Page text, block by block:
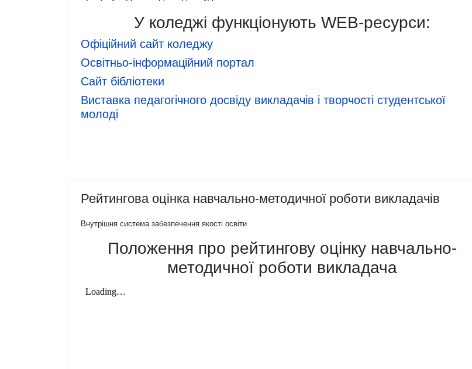
У коледжі функціонують WEB-ресурси:
Офіційний сайт коледжу
Освітньо-інформаційний портал
Сайт бібліотеки
Виставка педагогічного досвіду викладачів і творчості студентської
молоді
Рейтингова оцінка навчально-методичної роботи викладачів
Внутрішня система забезпечення якості освіти
Положення про рейтингову оцінку навчально-
методичної роботи викладача